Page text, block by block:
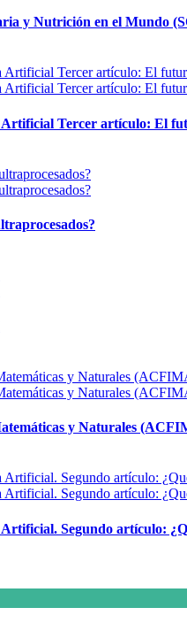
y Nutrición en el Mundo
Artificial Tercer artículo: El
y Naturales
Segundo artículo: